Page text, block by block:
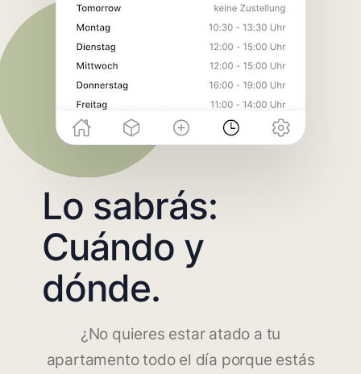
Lo sabrás:
Cuándo y
dónde.
¿No quieres estar atado a tu
apartamento todo el día porque estás